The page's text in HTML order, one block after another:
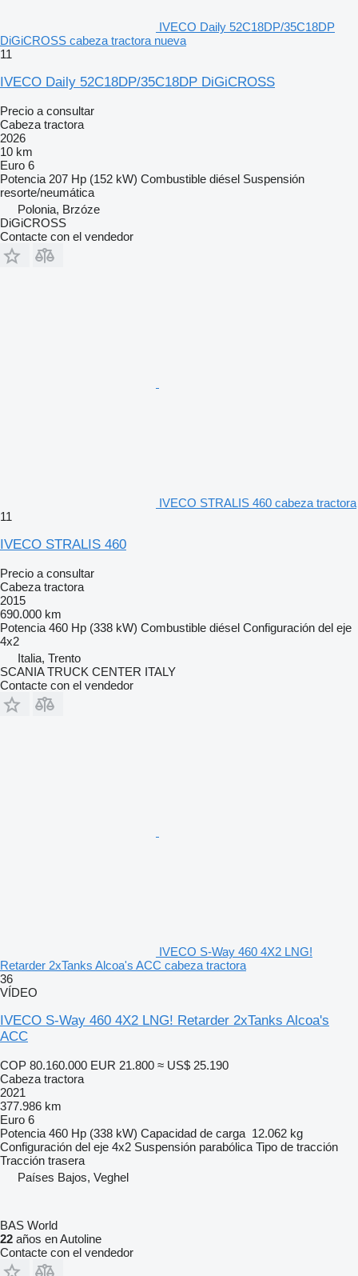
IVECO Daily 52C18DP/35C18DP
DiGiCROSS cabeza tractora nueva
11
IVECO Daily 52C18DP/35C18DP DiGiCROSS
Precio a consultar
Cabeza tractora
2026
10 km
Euro 6
Potencia 207 Hp (152 kW) Combustible diésel Suspensión
resorte/neumática
Polonia, Brzóze
DiGiCROSS
Contacte con el vendedor
IVECO STRALIS 460 cabeza tractora
11
IVECO STRALIS 460
Precio a consultar
Cabeza tractora
2015
690.000 km
Potencia 460 Hp (338 kW) Combustible diésel Configuración del eje
4x2
Italia, Trento
SCANIA TRUCK CENTER ITALY
Contacte con el vendedor
IVECO S-Way 460 4X2 LNG!
Retarder 2xTanks Alcoa's ACC cabeza tractora
36
VÍDEO
IVECO S-Way 460 4X2 LNG! Retarder 2xTanks Alcoa's
ACC
COP 80.160.000 EUR 21.800 ≈ US$ 25.190
Cabeza tractora
2021
377.986 km
Euro 6
Potencia 460 Hp (338 kW) Capacidad de carga 12.062 kg
Configuración del eje 4x2 Suspensión parabólica Tipo de tracción
Tracción trasera
Países Bajos, Veghel
BAS World
22 años en Autoline
Contacte con el vendedor